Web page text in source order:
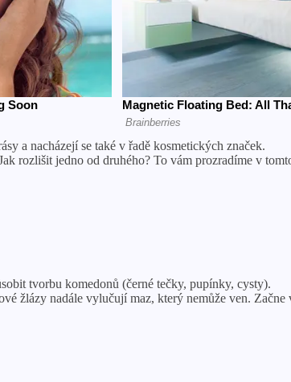
a nacházejí se také v řadě kosmetických značek.
rozlišit jedno od druhého? To vám prozradíme v
tvorbu komedonů (černé tečky, pupínky, cysty).
žlázy nadále vylučují maz, který nemůže ven. Začne